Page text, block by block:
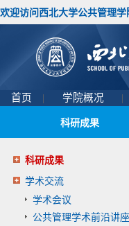
欢迎访问西北大学公共管理学
首页 | 学院概况 |
科研成果
科研成果
学术交流
学术会议
公共管理学术前沿讲座